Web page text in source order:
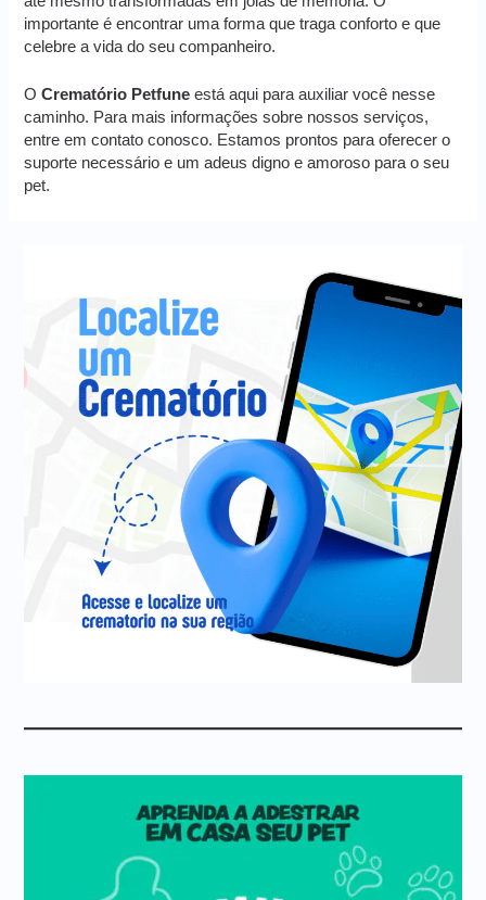
importante é encontrar uma forma que traga conforto e que
celebre a vida do seu companheiro.
OCrematório Petfune está aqui para auxiliar você nesse
caminho. Para mais informações sobre nossos serviços,
entre em contato conosco. Estamos prontos para oferecer o
suporte necessário e um adeus digno e amoroso para o seu
pet.